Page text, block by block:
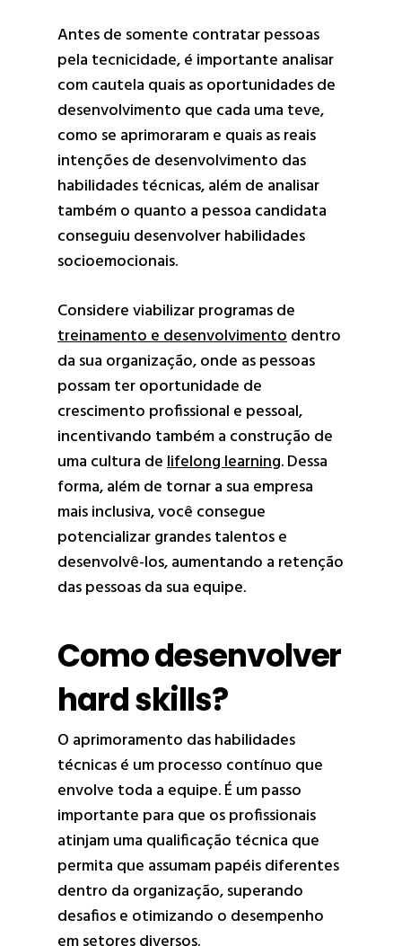
Antes de somente contratar pessoas
pela tecnicidade, é importante analisar
com cautela quais as oportunidades de
desenvolvimento que cada uma teve,
como se aprimoraram e quais as reais
intenções de desenvolvimento das
habilidades técnicas, além de analisar
também o quanto a pessoa candidata
conseguiu desenvolver habilidades
socioemocionais.
Considere viabilizar programas de
treinamento e desenvolvimentodentro
da sua organização, onde as pessoas
possam ter oportunidade de
crescimento profissional e pessoal,
incentivando também a construção de
uma cultura delifelong learning. Dessa
forma, além de tornar a sua empresa
mais inclusiva, você consegue
potencializar grandes talentos e
desenvolvê-los, aumentando a retenção
das pessoas da sua equipe.
Como desenvolver
hard skills?
O aprimoramento das habilidades
técnicas é um processo contínuo que
envolve toda a equipe. É um passo
importante para que os profissionais
atinjam uma qualificação técnica que
permita que assumam papéis diferentes
dentro da organização, superando
desafios e otimizando o desempenho